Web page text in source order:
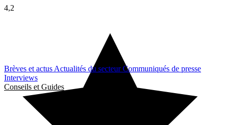
Brèves et actus Actualités du secteurCommuniqués de presse
Interviews
Conseils et Guides
4,2